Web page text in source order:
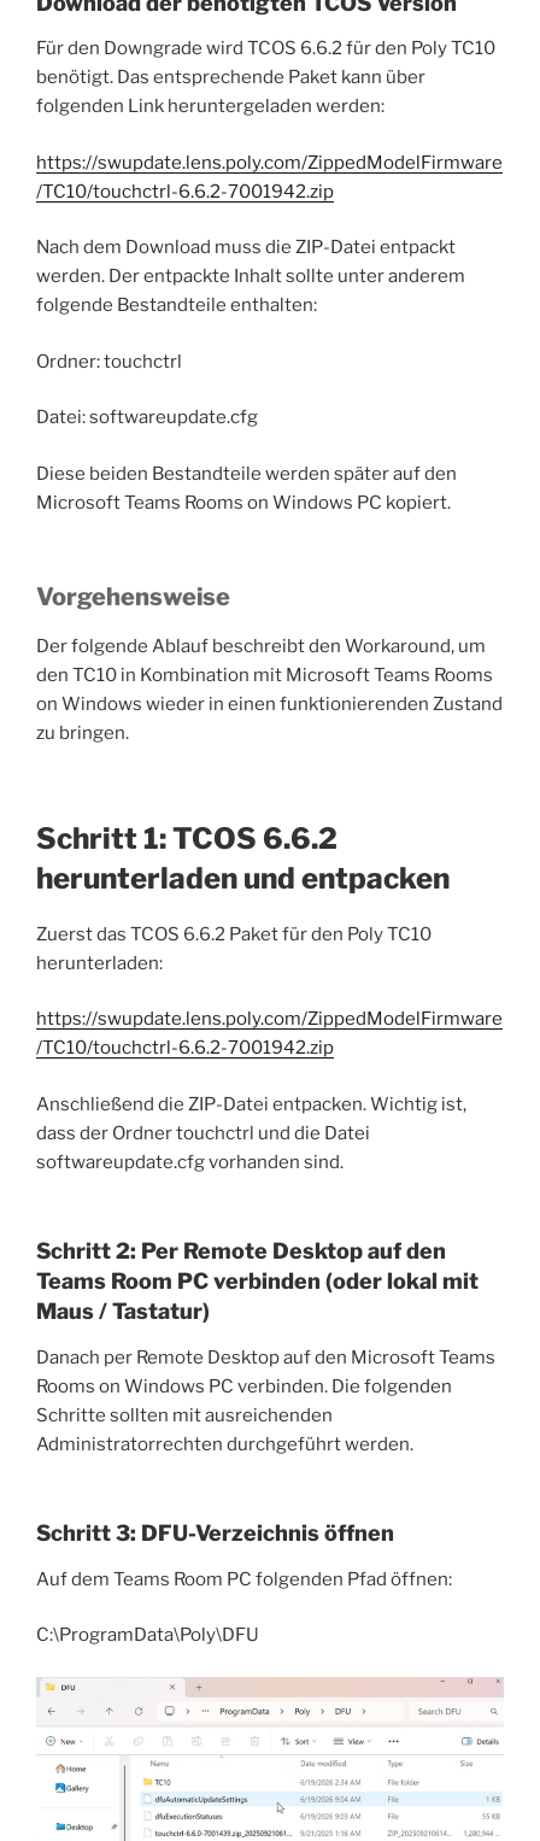
Für den Downgrade wird TCOS 6.6.2 für den Poly TC10
benötigt. Das entsprechende Paket kann über
folgenden Link heruntergeladen werden:
https://swupdate.lens.poly.com/ZippedModelFirmware
/TC10/touchctrl-6.6.2-7001942.zip
Nach dem Download muss die ZIP-Datei entpackt
werden. Der entpackte Inhalt sollte unter anderem
folgende Bestandteile enthalten:
Ordner: touchctrl
Datei: softwareupdate.cfg
Diese beiden Bestandteile werden später auf den
Microsoft Teams Rooms on Windows PC kopiert.
Vorgehensweise
Der folgende Ablauf beschreibt den Workaround, um
den TC10 in Kombination mit Microsoft Teams Rooms
on Windows wieder in einen funktionierenden Zustand
zu bringen.
Schritt 1: TCOS 6.6.2
herunterladen und entpacken
Zuerst das TCOS 6.6.2 Paket für den Poly TC10
herunterladen:
https://swupdate.lens.poly.com/ZippedModelFirmware
/TC10/touchctrl-6.6.2-7001942.zip
Anschließend die ZIP-Datei entpacken. Wichtig ist,
dass der Ordner touchctrl und die Datei
softwareupdate.cfg vorhanden sind.
Schritt 2: Per Remote Desktop auf den
Teams Room PC verbinden (oder lokal mit
Maus / Tastatur)
Danach per Remote Desktop auf den Microsoft Teams
Rooms on Windows PC verbinden. Die folgenden
Schritte sollten mit ausreichenden
Administratorrechten durchgeführt werden.
Schritt 3: DFU-Verzeichnis öffnen
Auf dem Teams Room PC folgenden Pfad öffnen:
C:\ProgramData\Poly\DFU